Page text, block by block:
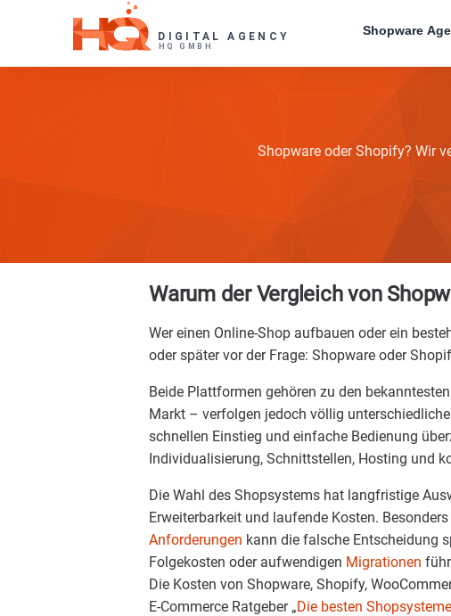
Shopware
Shopware oder Shopify? Wir
Warum der Vergleich von
Wer einen Online-Shop aufbauen oder ein
oder später vor der Frage: Shopware oder
Beide Plattformen gehören zu den
Markt – verfolgen jedoch völlig
schnellen Einstieg und einfache Bedienung
Individualisierung, Schnittstellen, Hosting und
Die Wahl des Shopsystems hat langfristige
Erweiterbarkeit und laufende Kosten.
Anforderungen kann die falsche Entscheidung
Folgekosten oder aufwendigen Migrationen
Die Kosten von Shopware, Shopify,
E-Commerce Ratgeber „Die besten